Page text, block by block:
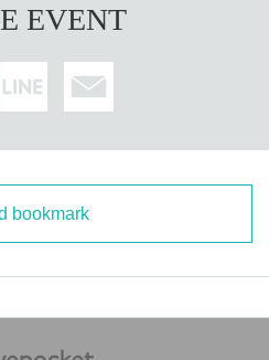
EVENT
bookmark